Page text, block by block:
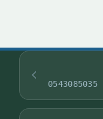
0543085035